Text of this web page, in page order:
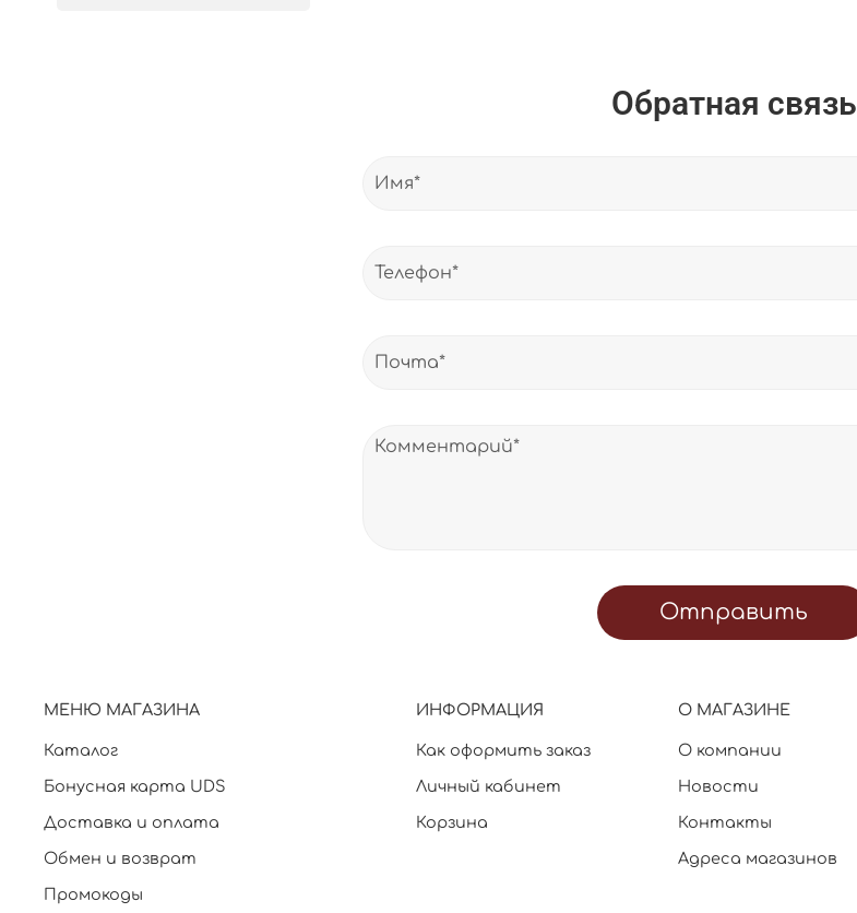
Обратная связь
Отправить
МЕНЮ МАГАЗИНА
Каталог
Бонусная карта UDS
Доставка и оплата
Обмен и возврат
Промокоды
ИНФОРМАЦИЯ
Как оформить заказ
Личный кабинет
Корзина
О МАГАЗИНЕ
О компании
Новости
Контакты
Адреса магазинов